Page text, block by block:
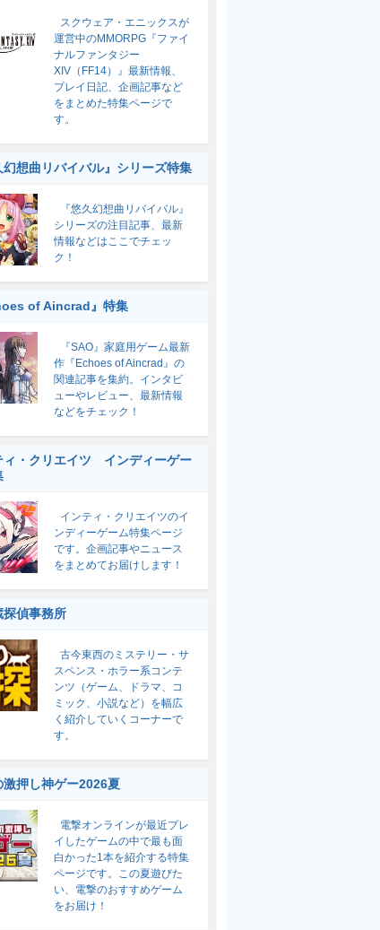
スクウェア・エニックスが
運営中のMMORPG『ファイ
ナルファンタジー
XIV（FF14）』最新情報、
プレイ日記、企画記事など
をまとめた特集ページで
す。
幻想曲リバイバル』シリーズ特集
『悠久幻想曲リバイバル』
シリーズの注目記事、最新
情報などはここでチェッ
ク！
of Aincrad』特集
『SAO』家庭用ゲーム最新
作『Echoes of Aincrad』の
関連記事を集約。インタビ
ューやレビュー、最新情報
などをチェック！
ィ・クリエイツ インディーゲー
インティ・クリエイツのイ
ンディーゲーム特集ページ
です。企画記事やニュース
をまとめてお届けします！
探偵事務所
古今東西のミステリー・サ
スペンス・ホラー系コンテ
ンツ（ゲーム、ドラマ、コ
ミック、小説など）を幅広
く紹介していくコーナーで
す。
激押し神ゲー2026夏
電撃オンラインが最近プレ
イしたゲームの中で最も面
白かった1本を紹介する特集
ページです。この夏遊びた
い、電撃のおすすめゲーム
をお届け！